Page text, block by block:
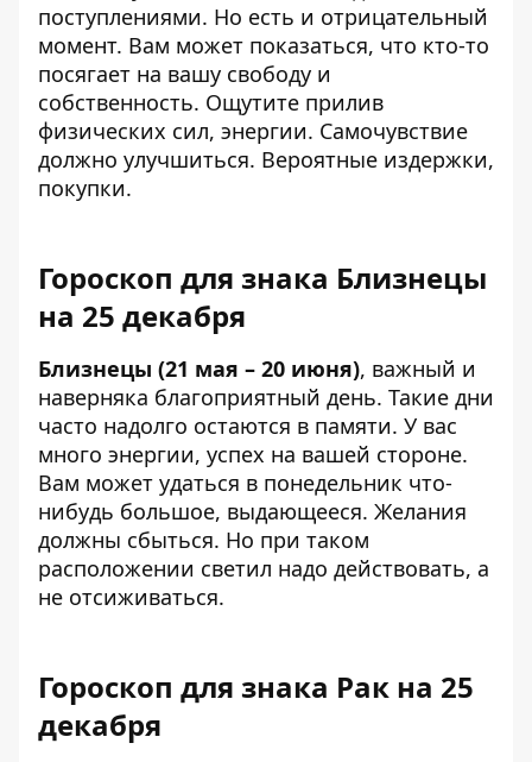
поступлениями. Но есть и отрицательный
момент. Вам может показаться, что кто-то
посягает на вашу свободу и
собственность. Ощутите прилив
физических сил, энергии. Самочувствие
должно улучшиться. Вероятные издержки,
покупки.
Гороскоп для знака Близнецы
на 25 декабря
Близнецы (21 мая – 20 июня), важный и
наверняка благоприятный день. Такие дни
часто надолго остаются в памяти. У вас
много энергии, успех на вашей стороне.
Вам может удаться в понедельник что-
нибудь большое, выдающееся. Желания
должны сбыться. Но при таком
расположении светил надо действовать, а
не отсиживаться.
Гороскоп для знака Рак на 25
декабря